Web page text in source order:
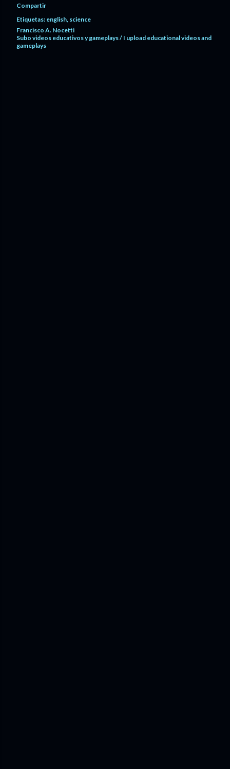
Compartir
Etiquetas: english science
Francisco A. Nocetti
Subo videos educativos y gameplays / I upload educational videos and
gameplays